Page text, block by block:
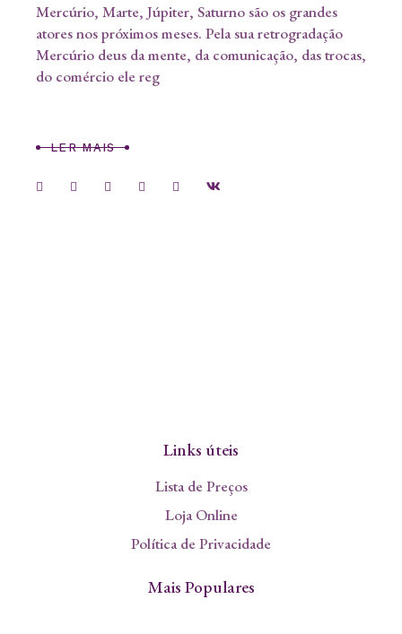
Mercúrio, Marte, Júpiter, Saturno são os grandes
atores nos próximos meses. Pela sua retrogradação
Mercúrio deus da mente, da comunicação, das trocas,
do comércio ele reg
LER MAIS
Links úteis
Lista de Preços
Loja Online
Política de Privacidade
Mais Populares